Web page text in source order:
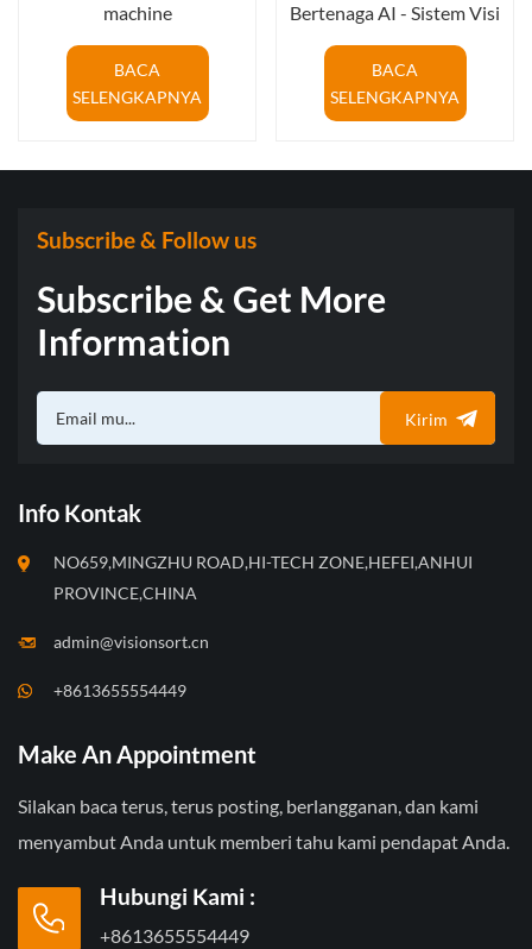
machine
BACA
SELENGKAPNYA
Bertenaga AI - Sistem Visi
Penyortiran Ukuran,
Warna, & Cacat
BACA
SELENGKAPNYA
Subscribe & Follow us
Subscribe & Get More
Information
Kirim
Info Kontak
NO659,MINGZHU ROAD,HI-TECH ZONE,HEFEI,ANHUI
PROVINCE,CHINA
admin@visionsort.cn
+8613655554449
Make An Appointment
Silakan baca terus, terus posting, berlangganan, dan kami
menyambut Anda untuk memberi tahu kami pendapat Anda.
Hubungi Kami :
+8613655554449